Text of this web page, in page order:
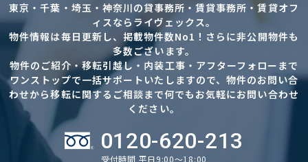
東京・千葉・埼玉・神奈川の貸事務所・賃貸事務所・賃貸オフ
ィスならライヴェックス。
物件情報は毎日更新し、掲載物件数No1！さらに非公開物件も
多数ございます。
物件のご紹介・移転引越し・内装工事・アフターフォローまで
ワンストップで一括サポートいたしますので、物件のお問い合
わせから移転に関するご相談まで何でもお気軽にお問い合わせ
ください。
0120-620-213
受付時間 平日9:00～18:00